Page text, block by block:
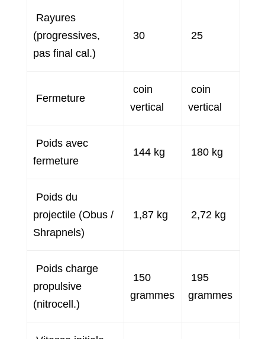
Rayures
(progressives,
pas final cal.)
30 25
Fermeture
coin
vertical
coin
vertical
Poids avec
fermeture
144 kg 180 kg
Poids du
projectile (Obus /
Shrapnels)
1,87 kg 2,72 kg
Poids charge
propulsive
(nitrocell.)
150
grammes
195
grammes